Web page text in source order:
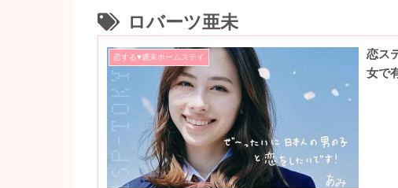
ロバーツ亜未
恋する♥週末ホームステイ
恋ス
女で